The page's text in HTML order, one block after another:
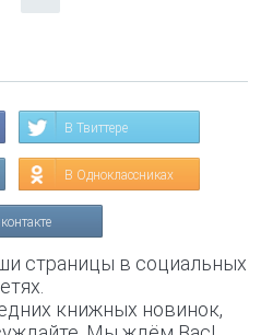
В Твиттере
В Одноклассниках
страницы в социальных
книжных новинок,